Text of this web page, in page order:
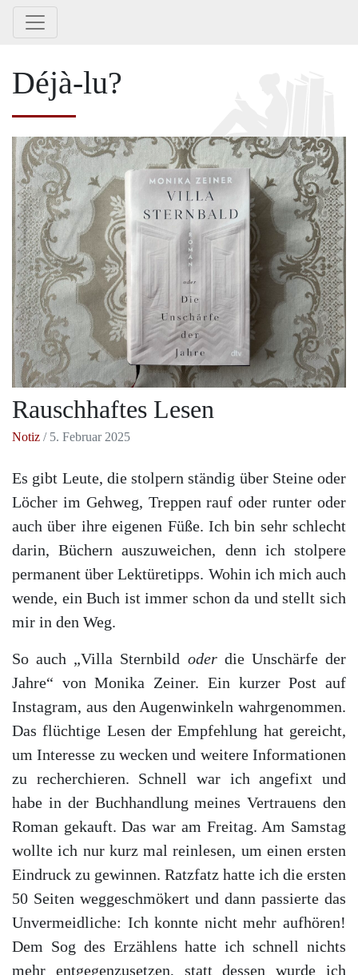
Déjà-lu?
Rauschhaftes Lesen
Notiz / 5. Februar 2025
Es gibt Leute, die stolpern ständig über Steine oder
Löcher im Gehweg, Treppen rauf oder runter oder
auch über ihre eigenen Füße. Ich bin sehr schlecht
darin, Büchern auszuweichen, denn ich stolpere
permanent über Lektüretipps. Wohin ich mich auch
wende, ein Buch ist immer schon da und stellt sich
mir in den Weg.
So auch „Villa Sternbild oder die Unschärfe der
Jahre“ von Monika Zeiner. Ein kurzer Post auf
Instagram, aus den Augenwinkeln wahrgenommen.
Das flüchtige Lesen der Empfehlung hat gereicht,
um Interesse zu wecken und weitere Informationen
zu recherchieren. Schnell war ich angefixt und
habe in der Buchhandlung meines Vertrauens den
Roman gekauft. Das war am Freitag. Am Samstag
wollte ich nur kurz mal reinlesen, um einen ersten
Eindruck zu gewinnen. Ratzfatz hatte ich die ersten
50 Seiten weggeschmökert und dann passierte das
Unvermeidliche: Ich konnte nicht mehr aufhören!
Dem Sog des Erzählens hatte ich schnell nichts
mehr entgegenzusetzen, statt dessen wurde ich